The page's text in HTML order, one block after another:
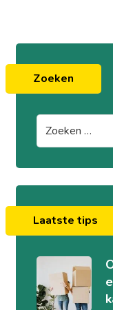
Zoeken
Laatste tips